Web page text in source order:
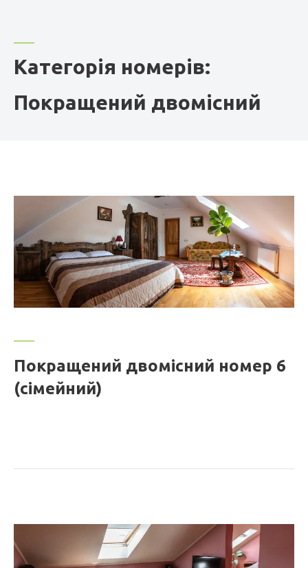
Категорія номерів:
Покращений двомісний
Покращений двомісний номер 6
(сімейний)